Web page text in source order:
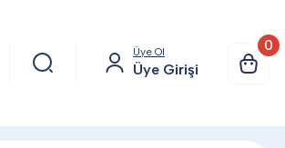
Üye Ol
Üye Girişi
0